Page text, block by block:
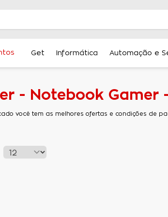
Get Informática Automação e
- Notebook Gamer
você tem as melhores ofertas e condições de